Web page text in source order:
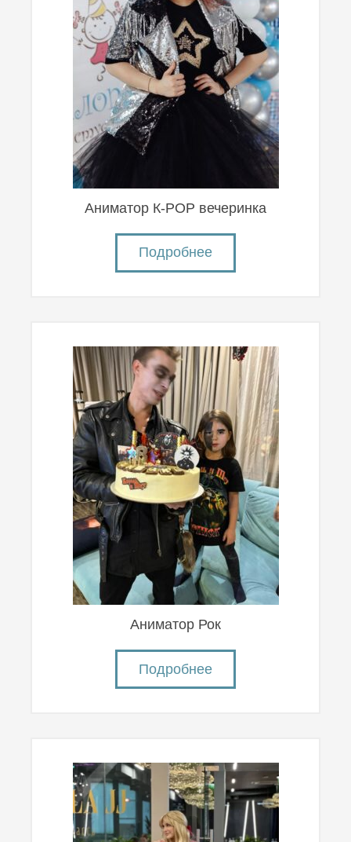
Аниматор К-POP вечеринка
Подробнее
Аниматор Рок
Подробнее